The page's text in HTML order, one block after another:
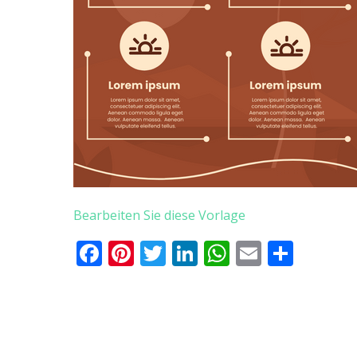
Bearbeiten Sie diese Vorlage
Facebook
Pinterest
Twitter
LinkedIn
WhatsApp
Email